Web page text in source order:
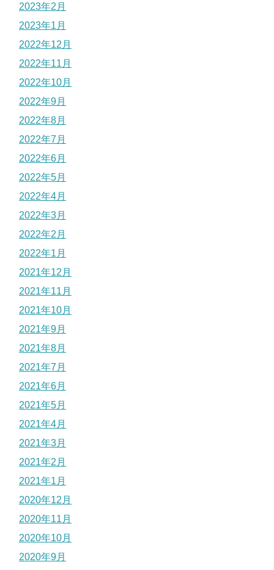
2023年2月
2023年1月
2022年12月
2022年11月
2022年10月
2022年9月
2022年8月
2022年7月
2022年6月
2022年5月
2022年4月
2022年3月
2022年2月
2022年1月
2021年12月
2021年11月
2021年10月
2021年9月
2021年8月
2021年7月
2021年6月
2021年5月
2021年4月
2021年3月
2021年2月
2021年1月
2020年12月
2020年11月
2020年10月
2020年9月